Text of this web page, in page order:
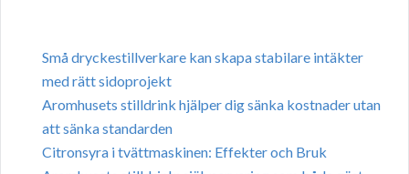
Små dryckestillverkare kan skapa stabilare intäkter
med rätt sidoprojekt
Aromhusets stilldrink hjälper dig sänka kostnader utan
att sänka standarden
Citronsyra i tvättmaskinen: Effekter och Bruk